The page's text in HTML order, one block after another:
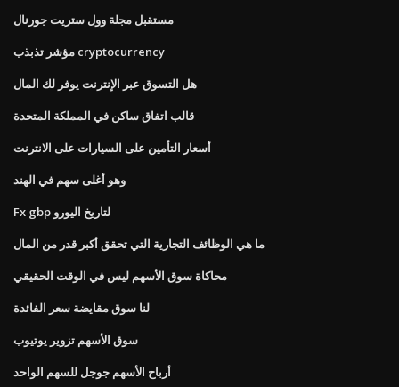
مستقبل مجلة وول ستريت جورنال
مؤشر تذبذب cryptocurrency
هل التسوق عبر الإنترنت يوفر لك المال
قالب اتفاق ساكن في المملكة المتحدة
أسعار التأمين على السيارات على الانترنت
وهو أغلى سهم في الهند
Fx gbp لتاريخ اليورو
ما هي الوظائف التجارية التي تحقق أكبر قدر من المال
محاكاة سوق الأسهم ليس في الوقت الحقيقي
لنا سوق مقايضة سعر الفائدة
سوق الأسهم تزوير يوتيوب
أرباح الأسهم جوجل للسهم الواحد